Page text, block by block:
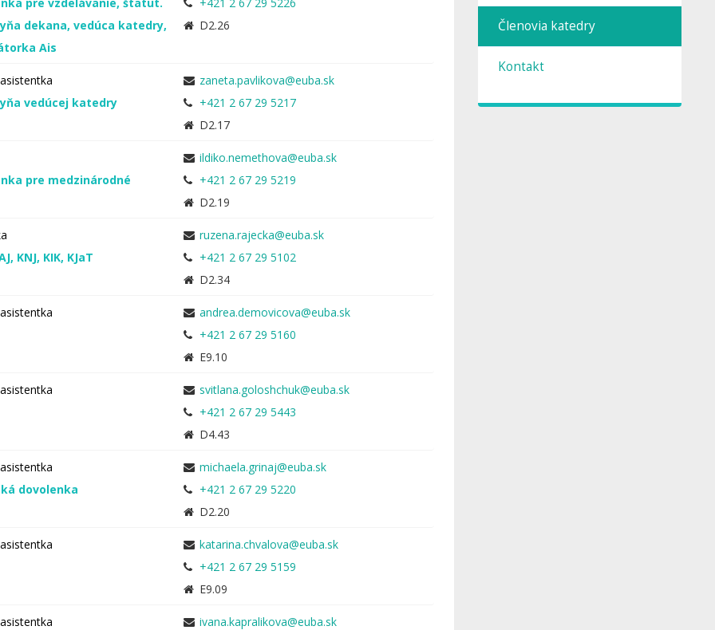
dekana, vedúca katedry,
Ais
D2.26
vedúcej katedry
+421 2 67 29 5217
D2.17
pre medzinárodné
+421 2 67 29 5219
D2.19
KNJ, KIK, KJaT
+421 2 67 29 5102
D2.34
+421 2 67 29 5160
E9.10
+421 2 67 29 5443
D4.43
dovolenka
+421 2 67 29 5220
D2.20
+421 2 67 29 5159
E9.09
Členovia katedry
Kontakt